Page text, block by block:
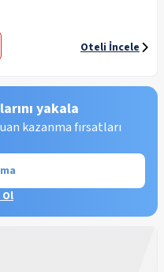
Oteli İncele
yakala
kazanma fırsatları
Ol